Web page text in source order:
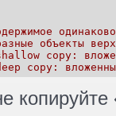
объекты
copy:
copy:
копируйте